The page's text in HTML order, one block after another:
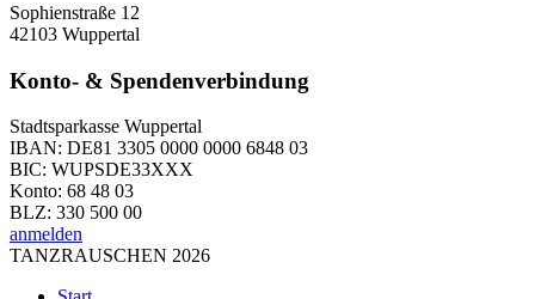
Sophienstraße 12
42103 Wuppertal
Konto- & Spendenverbindung
Stadtsparkasse Wuppertal
IBAN: DE81 3305 0000 0000 6848 03
BIC: WUPSDE33XXX
Konto: 68 48 03
BLZ: 330 500 00
anmelden
TANZRAUSCHEN 2026